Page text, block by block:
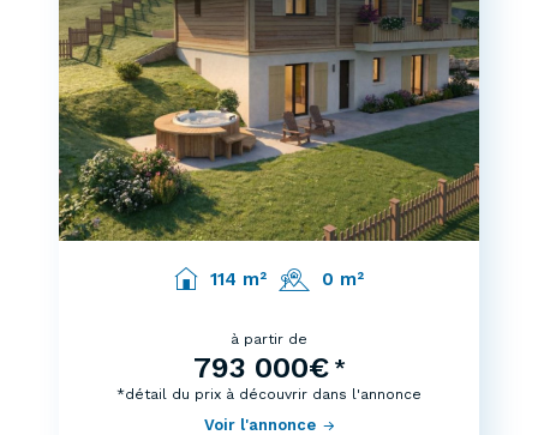
114 m² 0 m²
à partir de
793 000€ *
Voir l'annonce
*détail du prix à découvrir dans l'annonce